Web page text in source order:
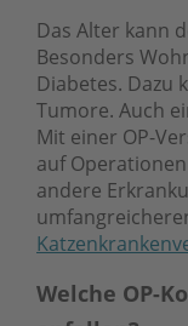
Das Alter kann
Besonders
Diabetes. Dazu
Tumore. Auch
Mit einer OP-
auf
andere
Welche OP-